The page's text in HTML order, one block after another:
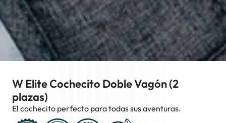
W Elite Cochecito Doble Vagón (2
plazas)
El cochecito perfecto para todas sus aventuras.